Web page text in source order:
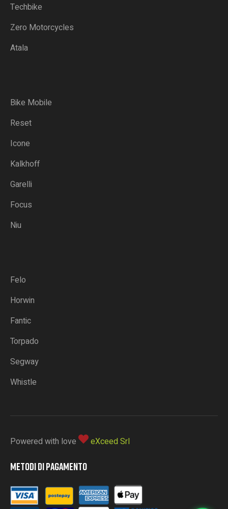
Techbike
Zero Motorcycles
Atala
Bike Mobile
Reset
Icone
Kalkhoff
Garelli
Focus
Niu
Felo
Horwin
Fantic
Torpado
Segway
Whistle
Powered with love
eXceed Srl
METODI DI PAGAMENTO